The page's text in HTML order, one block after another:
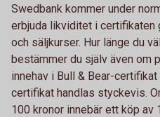
Swedbank kommer under
erbjuda likviditet i certifikaten
och säljkurser. Hur länge du
bestämmer du själv även om
innehav i Bull & Bear-
certifikat handlas styckevis.
100 kronor innebär ett köp av